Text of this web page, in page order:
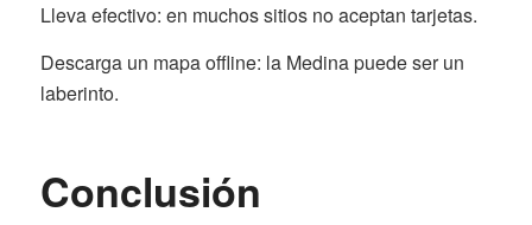
Lleva efectivo: en muchos sitios no aceptan tarjetas.
Descarga un mapa offline: la Medina puede ser un
laberinto.
Conclusión